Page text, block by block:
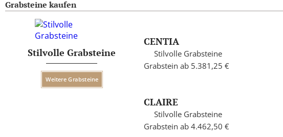
Grabsteine kaufen
Stilvolle Grabsteine
Weitere Grabsteine
CENTIA
Stilvolle Grabsteine
Grabstein ab 5.381,25 €
CLAIRE
Stilvolle Grabsteine
Grabstein ab 4.462,50 €